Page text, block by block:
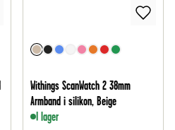
Withings ScanWatch 2 38mm
Armband i silikon, Beige
I lager